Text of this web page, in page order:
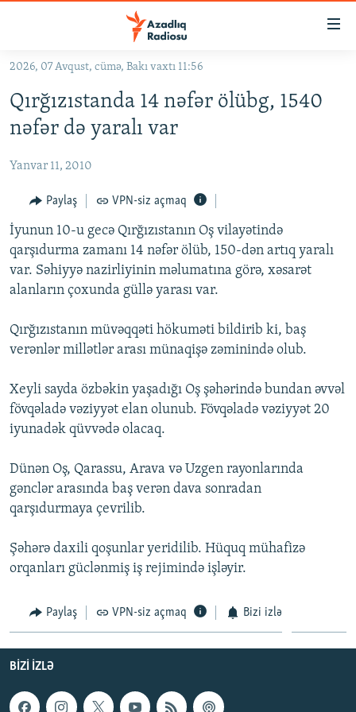
Əsas
qayıt
Əsas
qayıt
#İZAHLA
KORRUPSIOMETR
#ƏSLINDƏ
FƏRQƏ BAX
QANUNI DOĞRU
ARAŞDIRMA
MULTIMEDIA
FOTOQALEREYA
KARIKATURA
OXU ZALI
İSLAM VƏ DEMOKRATIYA
İZ - MƏDƏNIYYƏT PROQRAMI
HAQQIMIZDA
PEŞƏ ETIKASI VƏ JURNALISTIKA STANDARTLARIMIZ
MATERIALLARIMIZDAN ISTIFADƏ
BIZIMLƏ ƏLAQƏ
XƏBƏR BÜLLETENLƏRIMIZ
BIZI IZLƏ
2026, 07 Avqust, cümə, Bakı vaxtı 11:56
Qırğızıstanda 14 nəfər ölübg, 1540
nəfər də yaralı var
Yanvar 11, 2010
Paylaş VPN-siz açmaq
İyunun 10-u gecə Qırğızıstanın Oş vilayətində
qarşıdurma zamanı 14 nəfər ölüb, 150-dən artıq yaralı
var. Səhiyyə nazirliyinin məlumatına görə, xəsarət
alanların çoxunda güllə yarası var.
Qırğızıstanın müvəqqəti hökuməti bildirib ki, baş
verənlər millətlər arası münaqişə zəminində olub.
Xeyli sayda özbəkin yaşadığı Oş şəhərində bundan əvvəl
fövqəladə vəziyyət elan olunub. Fövqəladə vəziyyət 20
iyunadək qüvvədə olacaq.
Dünən Oş, Qarassu, Arava və Uzgen rayonlarında
gənclər arasında baş verən dava sonradan
qarşıdurmaya çevrilib.
Şəhərə daxili qoşunlar yeridilib. Hüquq mühafizə
orqanları güclənmiş iş rejimində işləyir.
Paylaş VPN-siz açmaq Bizi izlə
BIZI IZLƏ